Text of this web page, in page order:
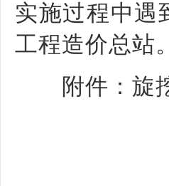
实施过程中遇
工程造价总站。
附件：旋挖